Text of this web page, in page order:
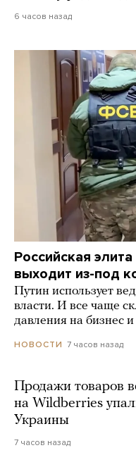
6 часов назад
Российская
выходит из-под
Путин использует
власти. И все чаще
давления на бизнес
НОВОСТИ 7 часов назад
Продажи товаров
на Wildberries
Украины
7 часов назад